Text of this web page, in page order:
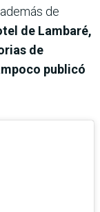
de
de Lambaré,
de
publicó